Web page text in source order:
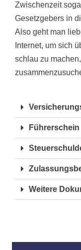
Zwischenzeit
Gesetzgebers in
Also geht man
Internet, um sich
schlau zu
Führerschein
Weitere